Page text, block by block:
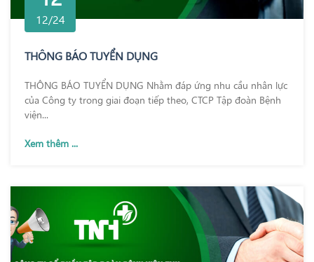
12/24
THÔNG BÁO TUYỂN DỤNG
THÔNG BÁO TUYỂN DỤNG Nhằm đáp ứng nhu cầu nhân lực
của Công ty trong giai đoạn tiếp theo, CTCP Tập đoàn Bệnh
viện...
Xem thêm ...